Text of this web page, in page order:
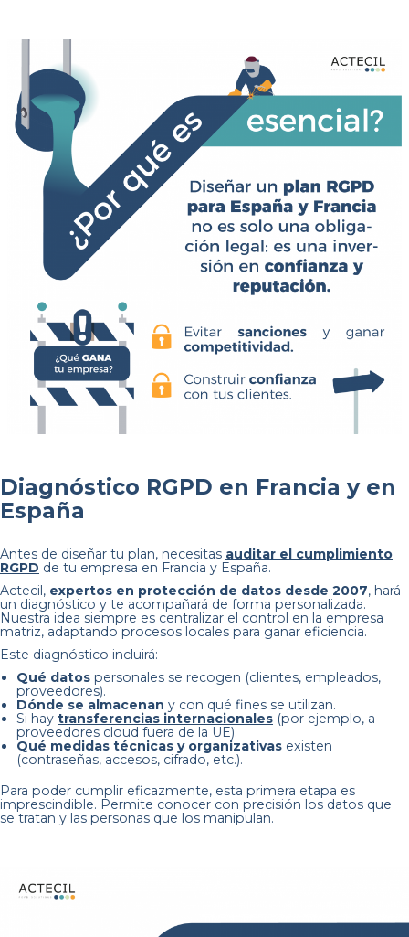
Diagnóstico RGPD en Francia y en
España
Antes de diseñar tu plan, necesitas auditar el cumplimiento
RGPD de tu empresa en Francia y España.
Actecil, expertos en protección de datos desde 2007, hará
un diagnóstico y te acompañará de forma personalizada.
Nuestra idea siempre es centralizar el control en la empresa
matriz, adaptando procesos locales para ganar eficiencia.
Este diagnóstico incluirá:
Qué datos personales se recogen (clientes, empleados,
proveedores).
Dónde se almacenan y con qué fines se utilizan.
Si hay transferencias internacionales (por ejemplo, a
proveedores cloud fuera de la UE).
Qué medidas técnicas y organizativas existen
(contraseñas, accesos, cifrado, etc.).
Para poder cumplir eficazmente, esta primera etapa es
imprescindible. Permite conocer con precisión los datos que
se tratan y las personas que los manipulan.